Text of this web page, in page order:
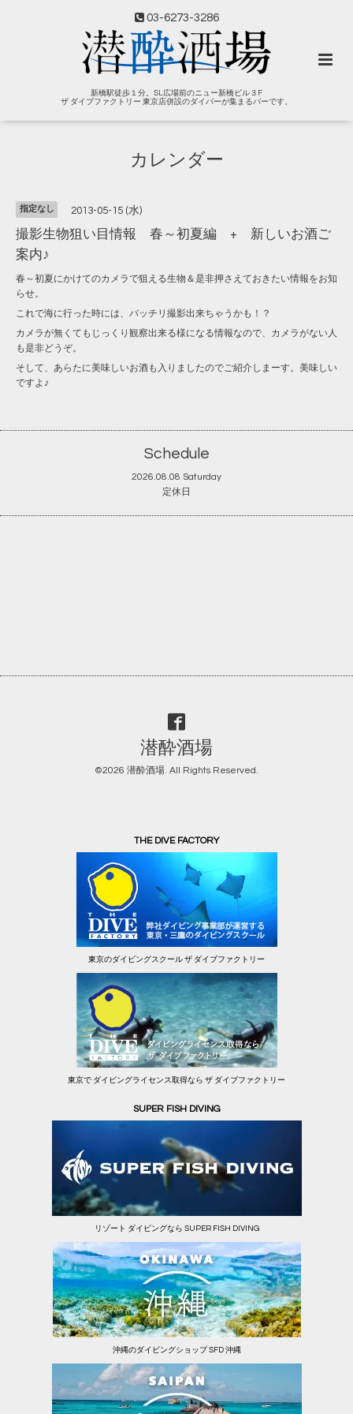
03-6273-3286
新橋駅徒歩１分。SL広場前のニュー新橋ビル３F
ザ ダイブファクトリー 東京店併設のダイバーが集まるバーです。
カレンダー
指定なし 2013-05-15 (水)
撮影生物狙い目情報 春～初夏編 + 新しいお酒ご
案内♪
春～初夏にかけてのカメラで狙える生物＆是非押さえておきたい情報をお知
らせ。
これで海に行った時には、バッチリ撮影出来ちゃうかも！？
カメラが無くてもじっくり観察出来る様になる情報なので、カメラがない人
も是非どうぞ。
そして、あらたに美味しいお酒も入りましたのでご紹介しまーす。美味しい
ですよ♪
Schedule
2026.08.08 Saturday
定休日
潜酔酒場
©2026 潜酔酒場. All Rights Reserved.
THE DIVE FACTORY
東京のダイビングスクール ザ ダイブファクトリー
東京で ダイビングライセンス取得なら ザ ダイブファクトリー
SUPER FISH DIVING
リゾート ダイビングなら SUPER FISH DIVING
沖縄のダイビングショップ SFD 沖縄